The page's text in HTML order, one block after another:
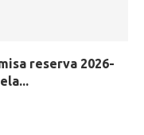
reserva 2026-